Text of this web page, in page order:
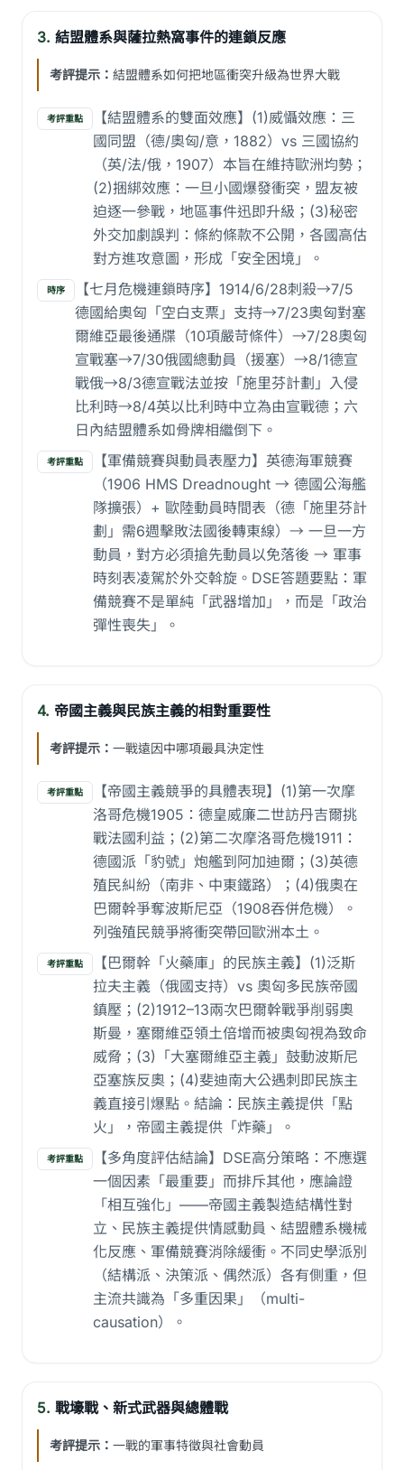
3. 結盟體系與薩拉熱窩事件的連鎖反應
考評提示： 結盟體系如何把地區衝突升級為世界大戰
考評重點
【結盟體系的雙面效應】(1)威懾效應：三
國同盟（德/奧匈/意，1882）vs 三國協約
（英/法/俄，1907）本旨在維持歐洲均勢；
(2)捆綁效應：一旦小國爆發衝突，盟友被
迫逐一參戰，地區事件迅即升級；(3)秘密
外交加劇誤判：條約條款不公開，各國高估
對方進攻意圖，形成「安全困境」。
時序
【七月危機連鎖時序】1914/6/28刺殺→7/5
德國給奧匈「空白支票」支持→7/23奧匈對塞
爾維亞最後通牒（10項嚴苛條件）→7/28奧匈
宣戰塞→7/30俄國總動員（援塞）→8/1德宣
戰俄→8/3德宣戰法並按「施里芬計劃」入侵
比利時→8/4英以比利時中立為由宣戰德；六
日內結盟體系如骨牌相繼倒下。
考評重點
【軍備競賽與動員表壓力】英德海軍競賽
（1906 HMS Dreadnought → 德國公海艦
隊擴張）+ 歐陸動員時間表（德「施里芬計
劃」需6週擊敗法國後轉東線）→ 一旦一方
動員，對方必須搶先動員以免落後 → 軍事
時刻表凌駕於外交斡旋。DSE答題要點：軍
備競賽不是單純「武器增加」，而是「政治
彈性喪失」。
4. 帝國主義與民族主義的相對重要性
考評提示： 一戰遠因中哪項最具決定性
考評重點
【帝國主義競爭的具體表現】(1)第一次摩
洛哥危機1905：德皇威廉二世訪丹吉爾挑
戰法國利益；(2)第二次摩洛哥危機1911：
德國派「豹號」炮艦到阿加迪爾；(3)英德
殖民糾紛（南非、中東鐵路）；(4)俄奧在
巴爾幹爭奪波斯尼亞（1908吞併危機）。
列強殖民競爭將衝突帶回歐洲本土。
考評重點
【巴爾幹「火藥庫」的民族主義】(1)泛斯
拉夫主義（俄國支持）vs 奧匈多民族帝國
鎮壓；(2)1912–13兩次巴爾幹戰爭削弱奧
斯曼，塞爾維亞領土倍增而被奧匈視為致命
威脅；(3)「大塞爾維亞主義」鼓動波斯尼
亞塞族反奧；(4)斐迪南大公遇刺即民族主
義直接引爆點。結論：民族主義提供「點
火」，帝國主義提供「炸藥」。
考評重點
【多角度評估結論】DSE高分策略：不應選
一個因素「最重要」而排斥其他，應論證
「相互強化」——帝國主義製造結構性對
立、民族主義提供情感動員、結盟體系機械
化反應、軍備競賽消除緩衝。不同史學派別
（結構派、決策派、偶然派）各有側重，但
主流共識為「多重因果」（multi-
causation）。
5. 戰壕戰、新式武器與總體戰
考評提示： 一戰的軍事特徵與社會動員